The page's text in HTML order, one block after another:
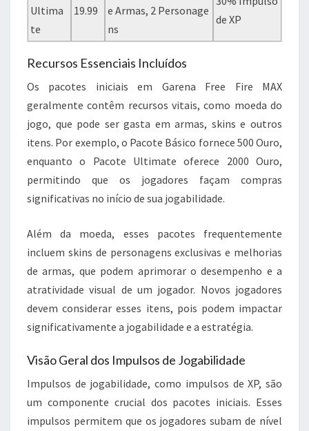
Ultima
te
19.99
e Armas, 2 Personage
ns
de XP
Recursos Essenciais Incluídos
Os pacotes iniciais em Garena Free Fire MAX
geralmente contêm recursos vitais, como moeda do
jogo, que pode ser gasta em armas, skins e outros
itens. Por exemplo, o Pacote Básico fornece 500 Ouro,
enquanto o Pacote Ultimate oferece 2000 Ouro,
permitindo que os jogadores façam compras
significativas no início de sua jogabilidade.
Além da moeda, esses pacotes frequentemente
incluem skins de personagens exclusivas e melhorias
de armas, que podem aprimorar o desempenho e a
atratividade visual de um jogador. Novos jogadores
devem considerar esses itens, pois podem impactar
significativamente a jogabilidade e a estratégia.
Visão Geral dos Impulsos de Jogabilidade
Impulsos de jogabilidade, como impulsos de XP, são
um componente crucial dos pacotes iniciais. Esses
impulsos permitem que os jogadores subam de nível